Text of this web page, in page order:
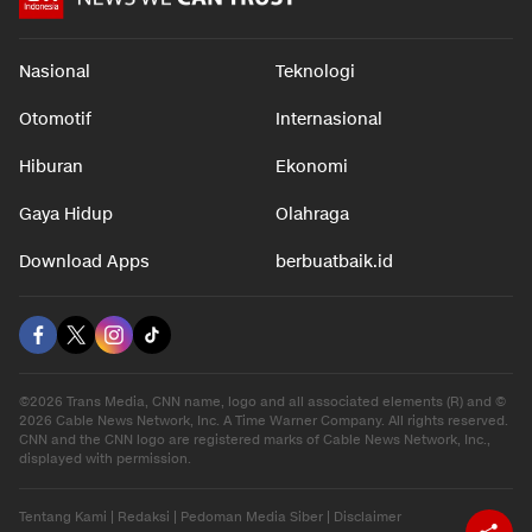
Nasional Teknologi
Otomotif Internasional
Hiburan Ekonomi
Gaya Hidup Olahraga
Download Apps berbuatbaik.id
©2026 Trans Media, CNN name, logo and all associated elements (R) and ©
2026 Cable News Network, Inc. A Time Warner Company. All rights reserved.
CNN and the CNN logo are registered marks of Cable News Network, Inc.,
displayed with permission.
Tentang Kami | Redaksi | Pedoman Media Siber | Disclaimer